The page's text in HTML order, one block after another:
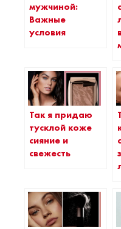
мужчиной:
Важные
условия
Так я придаю
тусклой коже
сияние и
свежесть